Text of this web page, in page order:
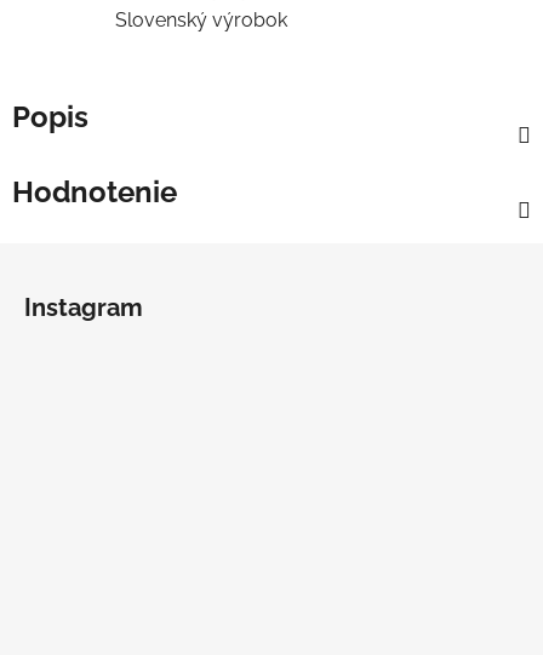
Slovenský výrobok
Popis
Hodnotenie
Instagram